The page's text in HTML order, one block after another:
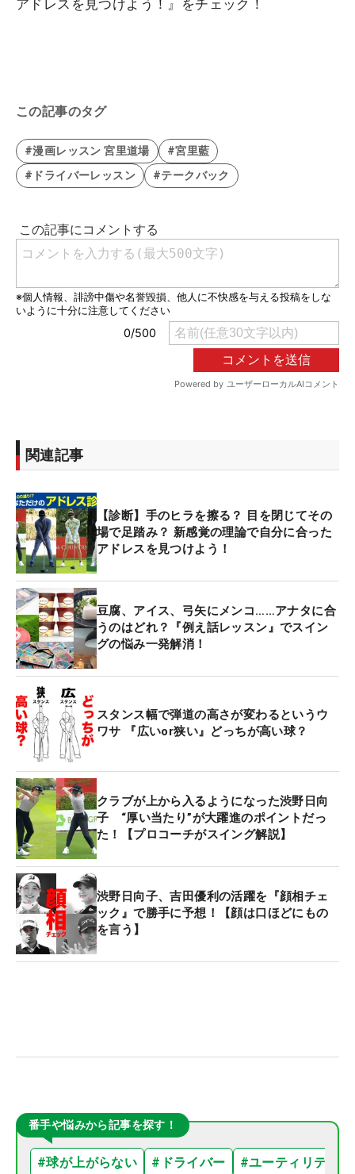
アドレスを見つけよう！』をチェック！
この記事のタグ
#漫画レッスン 宮里道場
#宮里藍
#ドライバーレッスン
#テークバック
関連記事
【診断】手のヒラを擦る？ 目を閉じてその
場で足踏み？ 新感覚の理論で自分に合った
アドレスを見つけよう！
豆腐、アイス、弓矢にメンコ……アナタに合
うのはどれ？『例え話レッスン』でスイン
グの悩み一発解消！
スタンス幅で弾道の高さが変わるというウ
ワサ 『広いor狭い』どっちが高い球？
クラブが上から入るようになった渋野日向
子 “厚い当たり”が大躍進のポイントだっ
た！【プロコーチがスイング解説】
渋野日向子、吉田優利の活躍を『顔相チェ
ック』で勝手に予想！【顔は口ほどにもの
を言う】
番手や悩みから記事を探す！
#球が上がらない # ドライバー #ユーティリティ